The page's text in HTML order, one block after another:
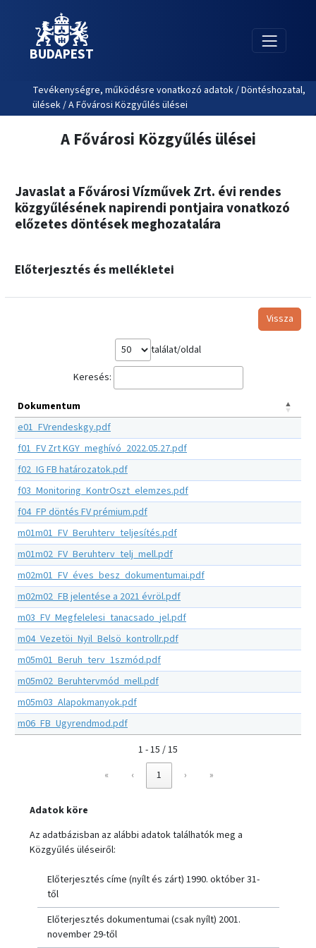
BUDAPEST
Tevékenységre, működésre vonatkozó adatok / Döntéshozatal,
ülések / A Fővárosi Közgyűlés ülései
A Fővárosi Közgyűlés ülései
Javaslat a Fővárosi Vízművek Zrt. évi rendes
közgyűlésének napirendi pontjaira vonatkozó
előzetes döntések meghozatalára
Előterjesztés és mellékletei
Vissza
találat/oldal
Keresés:
Dokumentum
e01_FVrendeskgy.pdf
f01_FV Zrt KGY_meghívó_2022.05.27.pdf
f02_IG FB határozatok.pdf
f03_Monitoring_KontrOszt_elemzes.pdf
f04_FP döntés FV prémium.pdf
m01m01_FV_Beruhterv_teljesítés.pdf
m01m02_FV_Beruhterv_telj_mell.pdf
m02m01_FV_éves_besz_dokumentumai.pdf
m02m02_FB jelentése a 2021 évröl.pdf
m03_FV_Megfelelesi_tanacsado_jel.pdf
m04_Vezetöi_Nyil_Belsö_kontrollr.pdf
m05m01_Beruh_terv_1szmód.pdf
m05m02_Beruhtervmód_mell.pdf
m05m03_Alapokmanyok.pdf
m06_FB_Ugyrendmod.pdf
1 - 15 / 15
«
‹ 1 › »
Adatok köre
Az adatbázisban az alábbi adatok találhatók meg a
Közgyűlés üléseiről:
Előterjesztés címe (nyílt és zárt) 1990. október 31-
től
Előterjesztés dokumentumai (csak nyílt) 2001.
november 29-től